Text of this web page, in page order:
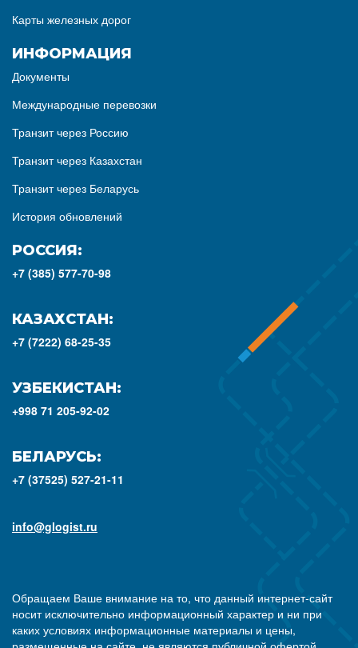
Карты железных дорог
ИНФОРМАЦИЯ
Документы
Международные перевозки
Транзит через Россию
Транзит через Казахстан
Транзит через Беларусь
История обновлений
РОССИЯ:
+7 (385) 577-70-98
КАЗАХСТАН:
+7 (7222) 68-25-35
УЗБЕКИСТАН:
+998 71 205-92-02
БЕЛАРУСЬ:
+7 (37525) 527-21-11
info@glogist.ru
Обращаем Ваше внимание на то, что данный интернет-сайт
носит исключительно информационный характер и ни при
каких условиях информационные материалы и цены,